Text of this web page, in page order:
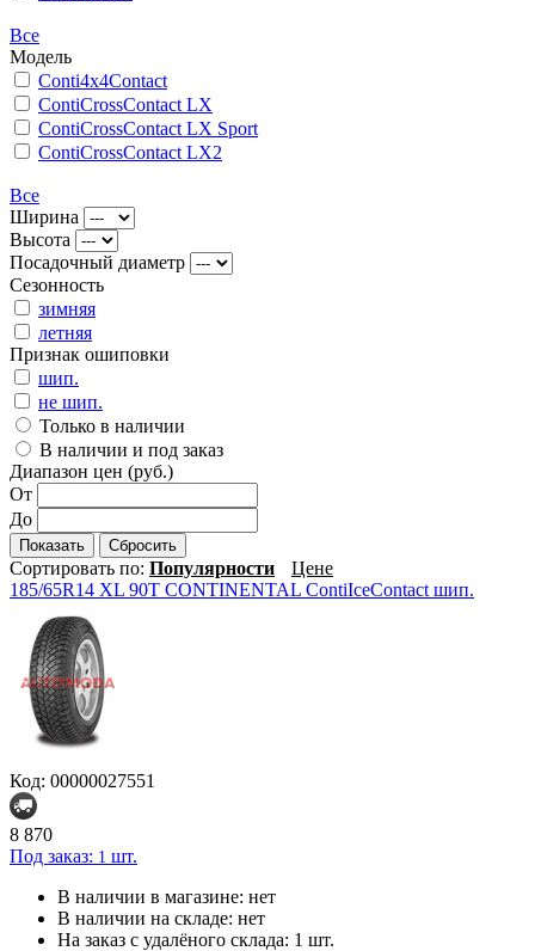
Все
Модель
Conti4x4Contact
ContiCrossContact LX
ContiCrossContact LX Sport
ContiCrossContact LX2
Все
Ширина
Высота
Посадочный диаметр
Сезонность
зимняя
летняя
Признак ошиповки
шип.
не шип.
Только в наличии
В наличии и под заказ
Диапазон цен (руб.)
От
До
Показать Сбросить
Сортировать по: Популярности
Цене
185/65R14 XL 90T CONTINENTAL ContiIceContact шип.
Код: 00000027551
8 870
Под заказ: 1 шт.
В наличии в магазине: нет
В наличии на складе: нет
На заказ с удалёного склада: 1 шт.